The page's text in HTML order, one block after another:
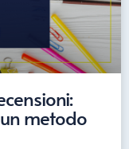
metodo